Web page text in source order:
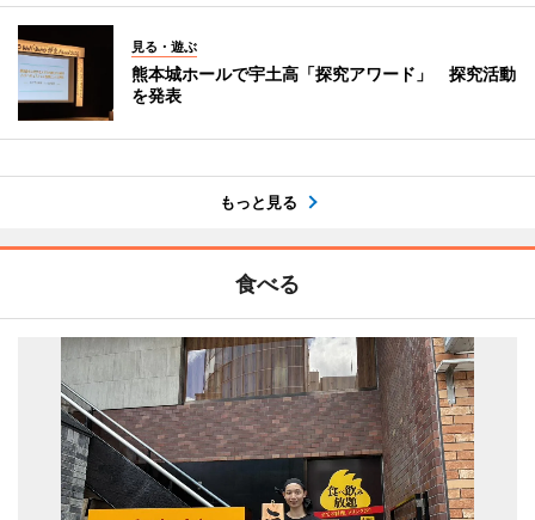
見る・遊ぶ
熊本城ホールで宇土高「探究アワード」 探究活動
を発表
もっと見る
食べる